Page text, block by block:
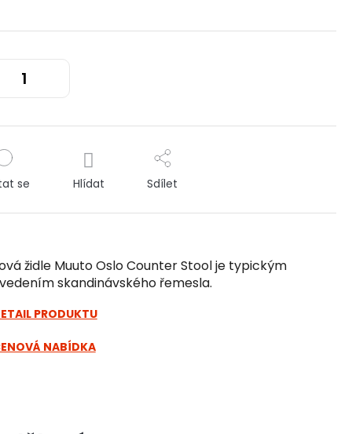
židle Muuto Oslo Counter Stool je typickým
skandinávského řemesla.
PRODUKTU
NABÍDKA
se Hlídat Sdílet